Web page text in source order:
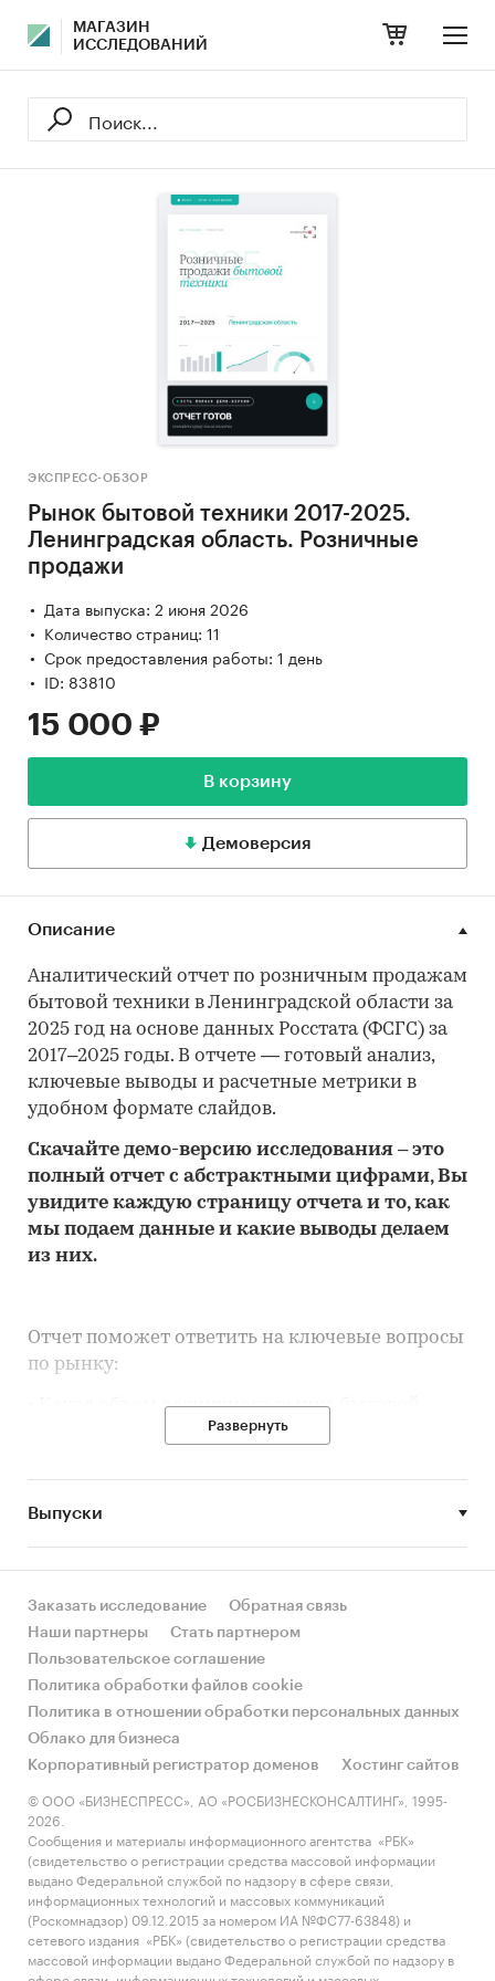
МАГАЗИН
ИССЛЕДОВАНИЙ
ЭКСПРЕСС-ОБЗОР
Рынок бытовой техники 2017-2025.
Ленинградская область. Розничные
продажи
Дата выпуска: 2 июня 2026
Количество страниц: 11
Срок предоставления работы: 1 день
ID: 83810
15 000 ₽
В корзину
Демоверсия
Описание
Аналитический отчет по розничным продажам
бытовой техники в Ленинградской области за
2025 год на основе данных Росстата (ФСГС) за
2017–2025 годы. В отчете — готовый анализ,
ключевые выводы и расчетные метрики в
удобном формате слайдов.
Скачайте демо-версию исследования – это
полный отчет с абстрактными цифрами, Вы
увидите каждую страницу отчета и то,как
мы подаем данные и какие выводы делаем
из них.
Отчет поможет ответить на ключевые вопросы
по рынку:
• Каков объем розничного рынка бытовой
техники в Ленинградской области, много это
России?
• Рынок растет или снижается? Если растет, то
за счет реального спроса или за счет
динамикой других регионов?
• Какое место регион занимает в России и в
своем федеральном округе по объему продаж
и по продажам на душу населения?
• К какому сегменту можно отнести рынок по
размеру и темпом роста (малый/крупный, с
опережающей динамикой/с отстающей
динамикой) в стратегической перспективе и в
текущей ситуации? Меняются ли позиции
региона с течением времени?
• Насколько рынок насыщен и какой у региона
потенциал роста, если сравнить его с
регионами со схожими доходами, со схожей
Развернуть
Выпуски
Заказать исследование
Обратная связь
Наши партнеры
Стать партнером
Пользовательское соглашение
Политика обработки файлов cookie
Политика в отношении обработки персональных данных
Облако для бизнеса
Корпоративный регистратор доменов
Хостинг сайтов
© ООО «БИЗНЕСПРЕСС», АО «РОСБИЗНЕСКОНСАЛТИНГ», 1995-
2026.
Сообщения и материалы информационного агентства «РБК»
(свидетельство о регистрации средства массовой информации
выдано Федеральной службой по надзору в сфере связи,
информационных технологий и массовых коммуникаций
(Роскомнадзор) 09.12.2015 за номером ИА №ФС77-63848) и
сетевого издания «РБК» (свидетельство о регистрации средства
массовой информации выдано Федеральной службой по надзору в